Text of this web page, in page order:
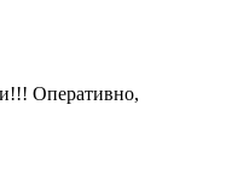
Оперативно,